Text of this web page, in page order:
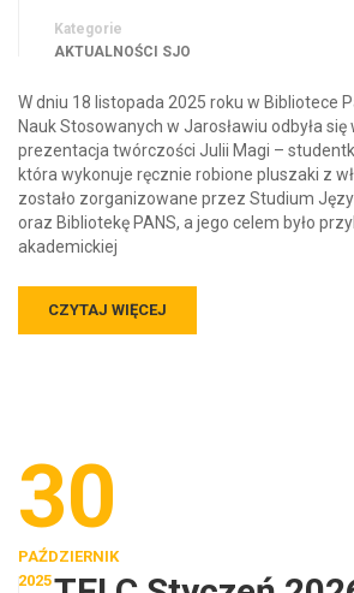
Kategorie
AKTUALNOŚCI SJO
W dniu 18 listopada 2025 roku w Bibliotece
Nauk Stosowanych w Jarosławiu odbyła
prezentacja twórczości Julii Magi –
która wykonuje ręcznie robione pluszaki z
zostało zorganizowane przez Studium
oraz Bibliotekę PANS, a jego celem było
akademickiej
CZYTAJ WIĘCEJ
30
PAŹDZIERNIK
2025